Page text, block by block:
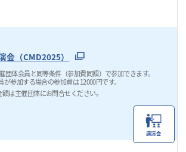
会（CMD2025）
団体会員と同等条件（参加費同額）で参加できます。
参加する場合の参加費は 12000円です。
は主催団体にお問合せください。
講演会